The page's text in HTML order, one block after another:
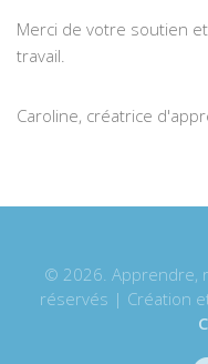
Merci de votre soutien
travail.
Caroline, créatrice
© 2026. Apprendre,
réservés | Création